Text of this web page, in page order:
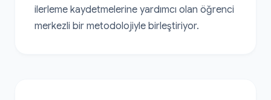
ilerleme kaydetmelerine yardımcı olan öğrenci
merkezli bir metodolojiyle birleştiriyor.